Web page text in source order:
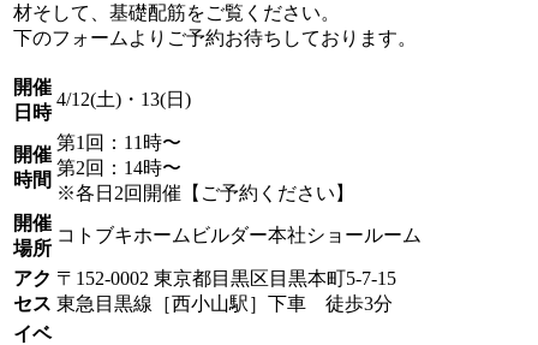
材そして、基礎配筋をご覧ください。
下のフォームよりご予約お待ちしております。
開催
日時
4/12(土)・13(日)
開催
時間
第1回：11時〜
第2回：14時〜
※各日2回開催【ご予約ください】
開催
場所
コトブキホームビルダー本社ショールーム
アク
セス
〒152-0002 東京都目黒区目黒本町5-7-15
東急目黒線［西小山駅］下車 徒歩3分
イベ